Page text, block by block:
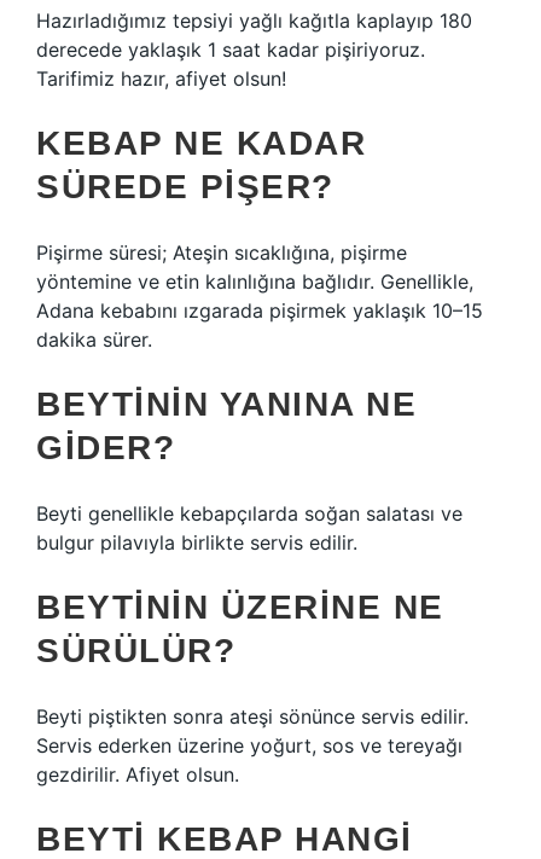
Hazırladığımız tepsiyi yağlı kağıtla kaplayıp 180
derecede yaklaşık 1 saat kadar pişiriyoruz.
Tarifimiz hazır, afiyet olsun!
KEBAP NE KADAR
SÜREDE PIŞER?
Pişirme süresi; Ateşin sıcaklığına, pişirme
yöntemine ve etin kalınlığına bağlıdır. Genellikle,
Adana kebabını ızgarada pişirmek yaklaşık 10–15
dakika sürer.
BEYTININ YANINA NE
GIDER?
Beyti genellikle kebapçılarda soğan salatası ve
bulgur pilavıyla birlikte servis edilir.
BEYTININ ÜZERINE NE
SÜRÜLÜR?
Beyti piştikten sonra ateşi sönünce servis edilir.
Servis ederken üzerine yoğurt, sos ve tereyağı
gezdirilir. Afiyet olsun.
BEYTI KEBAP HANGI